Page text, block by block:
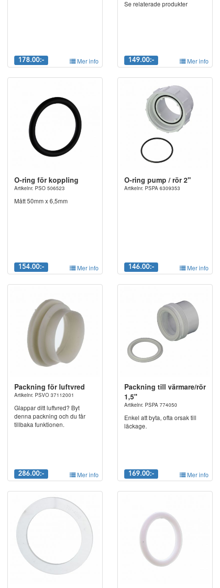
178.00:- Mer info
Se relaterade produkter
149.00:- Mer info
O-ring för koppling
Artikelnr. PSO 506523
Mått 50mm x 6,5mm
154.00:- Mer info
O-ring pump / rör 2"
Artikelnr. PSPA 6309353
146.00:- Mer info
Packning för luftvred
Artikelnr. PSVO 37112001
Glappar ditt luftvred? Byt
denna packning och du får
tillbaka funktionen.
286.00:- Mer info
Packning till värmare/rör
1,5"
Artikelnr. PSPA 774050
Enkel att byta, ofta orsak till
läckage.
169.00:- Mer info